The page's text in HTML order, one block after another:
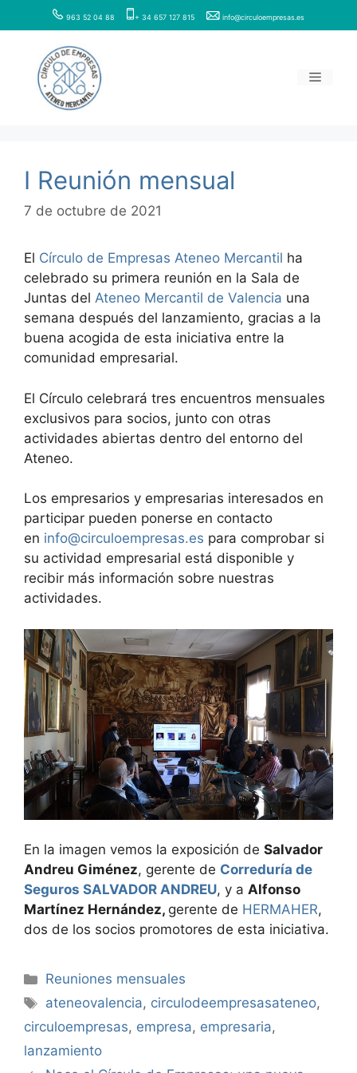
al
contenido
963 52 04 88 + 34 657 127 815 info@circuloempresas.es
Menú
I Reunión mensual
7 de octubre de 2021
El Círculo de Empresas Ateneo Mercantil ha
celebrado su primera reunión en la Sala de
Juntas del Ateneo Mercantil de Valencia una
semana después del lanzamiento, gracias a la
buena acogida de esta iniciativa entre la
comunidad empresarial.
El Círculo celebrará tres encuentros mensuales
exclusivos para socios, junto con otras
actividades abiertas dentro del entorno del
Ateneo.
Los empresarios y empresarias interesados en
participar pueden ponerse en contacto
en info@circuloempresas.es para comprobar si
su actividad empresarial está disponible y
recibir más información sobre nuestras
actividades.
En la imagen vemos la exposición de Salvador
Andreu Giménez, gerente de Correduría de
Seguros SALVADOR ANDREU, y a Alfonso
Martínez Hernández, gerente de HERMAHER,
dos de los socios promotores de esta iniciativa.
Categorías
Reuniones mensuales
Etiquetas
ateneovalencia, circulodeempresasateneo,
circuloempresas, empresa, empresaria,
lanzamiento